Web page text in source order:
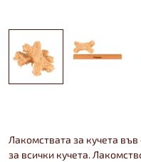
Лакомствата за кучета
за всички кучета.